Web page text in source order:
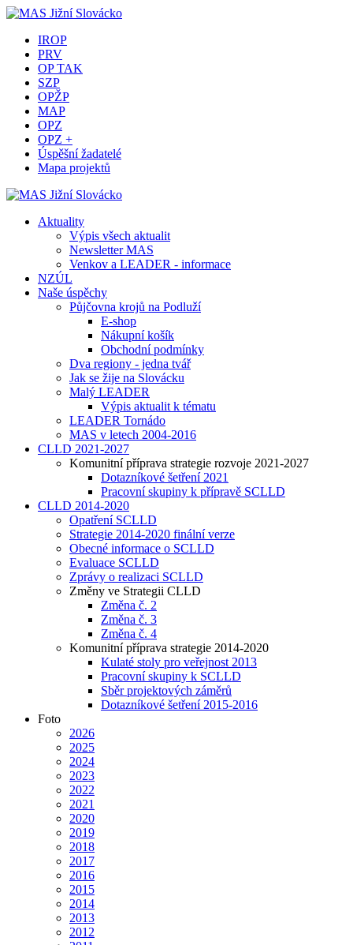
IROP
PRV
OP TAK
SZP
OPŽP
MAP
OPZ
OPZ +
Úspěšní žadatelé
Mapa projektů
Aktuality
Výpis všech aktualit
Newsletter MAS
Venkov a LEADER - informace
NZÚL
Naše úspěchy
Půjčovna krojů na Podluží
E-shop
Nákupní košík
Obchodní podmínky
Dva regiony - jedna tvář
Jak se žije na Slovácku
Malý LEADER
Výpis aktualit k tématu
LEADER Tornádo
MAS v letech 2004-2016
CLLD 2021-2027
Komunitní příprava strategie rozvoje 2021-2027
Dotazníkové šetření 2021
Pracovní skupiny k přípravě SCLLD
CLLD 2014-2020
Opatření SCLLD
Strategie 2014-2020 finální verze
Obecné informace o SCLLD
Evaluace SCLLD
Zprávy o realizaci SCLLD
Změny ve Strategii CLLD
Změna č. 2
Změna č. 3
Změna č. 4
Komunitní příprava strategie 2014-2020
Kulaté stoly pro veřejnost 2013
Pracovní skupiny k SCLLD
Sběr projektových záměrů
Dotazníkové šetření 2015-2016
Foto
2026
2025
2024
2023
2022
2021
2020
2019
2018
2017
2016
2015
2014
2013
2012